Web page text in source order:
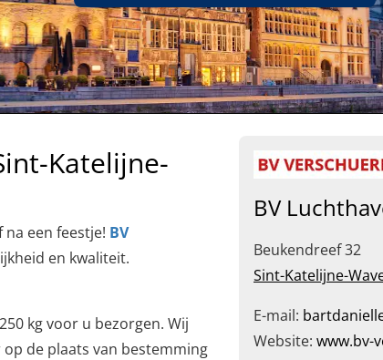
Katelijne-
een feestje! BV
en kwaliteit.
kg voor u bezorgen. Wij
de plaats van bestemming
BV
Beukendreef 32
Sint-Katelijne-
E-mail:
Website: www.bv-